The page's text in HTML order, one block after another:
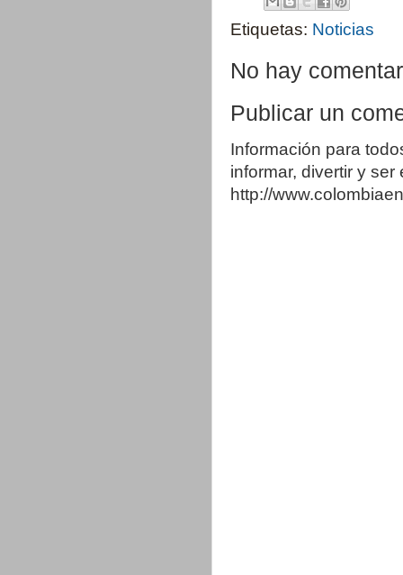
Etiquetas: Noticias
No hay
Publicar un
Información para
informar, divertir y
http://